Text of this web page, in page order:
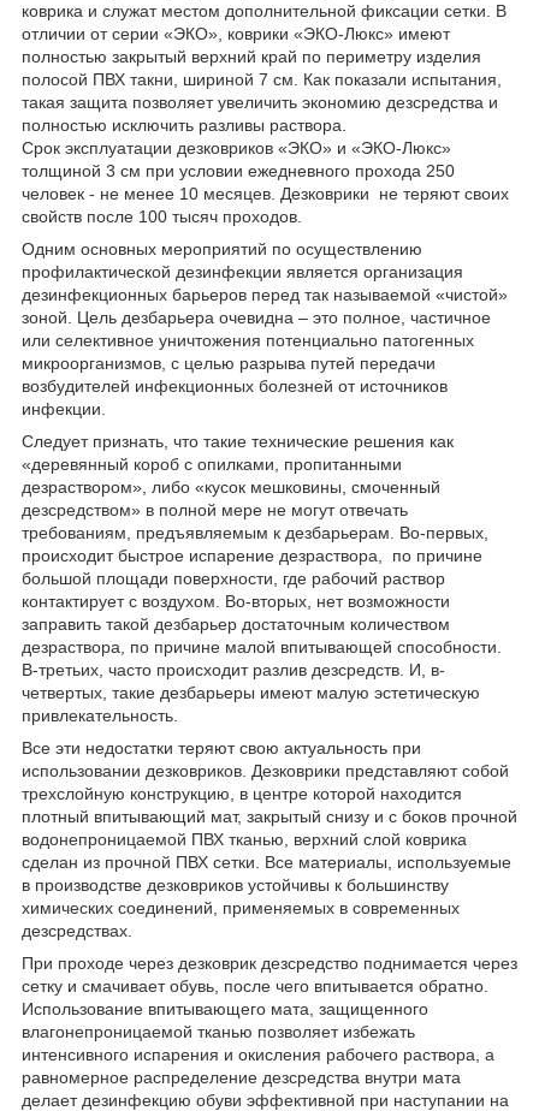
коврика и служат местом дополнительной фиксации сетки. В
отличии от серии «ЭКО», коврики «ЭКО-Люкс» имеют
полностью закрытый верхний край по периметру изделия
полосой ПВХ такни, шириной 7 см. Как показали испытания,
такая защита позволяет увеличить экономию дезсредства и
полностью исключить разливы раствора.
Срок эксплуатации дезковриков «ЭКО» и «ЭКО-Люкс»
толщиной 3 см при условии ежедневного прохода 250
человек - не менее 10 месяцев. Дезковрики не теряют своих
свойств после 100 тысяч проходов.
Одним основных мероприятий по осуществлению
профилактической дезинфекции является организация
дезинфекционных барьеров перед так называемой «чистой»
зоной. Цель дезбарьера очевидна – это полное, частичное
или селективное уничтожения потенциально патогенных
микроорганизмов, с целью разрыва путей передачи
возбудителей инфекционных болезней от источников
инфекции.
Следует признать, что такие технические решения как
«деревянный короб с опилками, пропитанными
дезраствором», либо «кусок мешковины, смоченный
дезсредством» в полной мере не могут отвечать
требованиям, предъявляемым к дезбарьерам. Во-первых,
происходит быстрое испарение дезраствора, по причине
большой площади поверхности, где рабочий раствор
контактирует с воздухом. Во-вторых, нет возможности
заправить такой дезбарьер достаточным количеством
дезраствора, по причине малой впитывающей способности.
В-третьих, часто происходит разлив дезсредств. И, в-
четвертых, такие дезбарьеры имеют малую эстетическую
привлекательность.
Все эти недостатки теряют свою актуальность при
использовании дезковриков. Дезковрики представляют собой
трехслойную конструкцию, в центре которой находится
плотный впитывающий мат, закрытый снизу и с боков прочной
водонепроницаемой ПВХ тканью, верхний слой коврика
сделан из прочной ПВХ сетки. Все материалы, используемые
в производстве дезковриков устойчивы к большинству
химических соединений, применяемых в современных
дезсредствах.
При проходе через дезковрик дезсредство поднимается через
сетку и смачивает обувь, после чего впитывается обратно.
Использование впитывающего мата, защищенного
влагонепроницаемой тканью позволяет избежать
интенсивного испарения и окисления рабочего раствора, а
равномерное распределение дезсредства внутри мата
делает дезинфекцию обуви эффективной при наступании на